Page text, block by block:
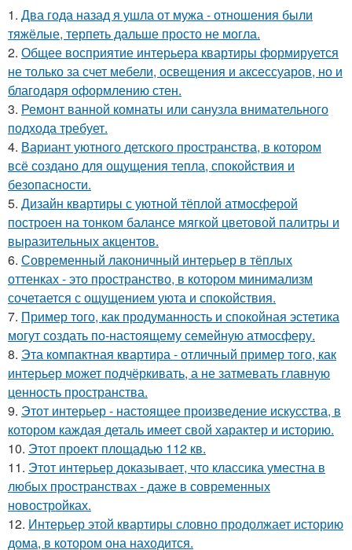
1. Два года назад я ушла от мужа - отношения были
тяжёлые, терпеть дальше просто не могла.
2. Общее восприятие интерьера квартиры формируется
не только за счет мебели, освещения и аксессуаров, но и
благодаря оформлению стен.
3. Ремонт ванной комнаты или санузла внимательного
подхода требует.
4. Вариант уютного детского пространства, в котором
всё создано для ощущения тепла, спокойствия и
безопасности.
5. Дизайн квартиры с уютной тёплой атмосферой
построен на тонком балансе мягкой цветовой палитры и
выразительных акцентов.
6. Современный лаконичный интерьер в тёплых
оттенках - это пространство, в котором минимализм
сочетается с ощущением уюта и спокойствия.
7. Пример того, как продуманность и спокойная эстетика
могут создать по-настоящему семейную атмосферу.
8. Эта компактная квартира - отличный пример того, как
интерьер может подчёркивать, а не затмевать главную
ценность пространства.
9. Этот интерьер - настоящее произведение искусства, в
котором каждая деталь имеет свой характер и историю.
10. Этот проект площадью 112 кв.
11. Этот интерьер доказывает, что классика уместна в
любых пространствах - даже в современных
новостройках.
12. Интерьер этой квартиры словно продолжает историю
дома, в котором она находится.